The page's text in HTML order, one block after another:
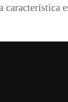
característica